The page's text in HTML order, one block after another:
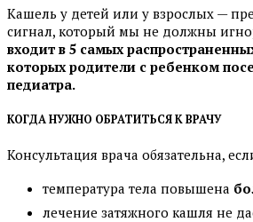
Кашель у детей или у взрослых —
сигнал, который мы не должны
входит в 5 самых
которых родители с ребенком
педиатра.
КОГДА НУЖНО ОБРАТИТЬСЯ К ВРАЧУ
Консультация врача обязательна,
температура тела повышена
лечение затяжного кашля не